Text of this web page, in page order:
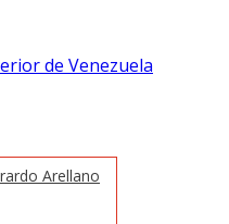
de Venezuela
Arellano